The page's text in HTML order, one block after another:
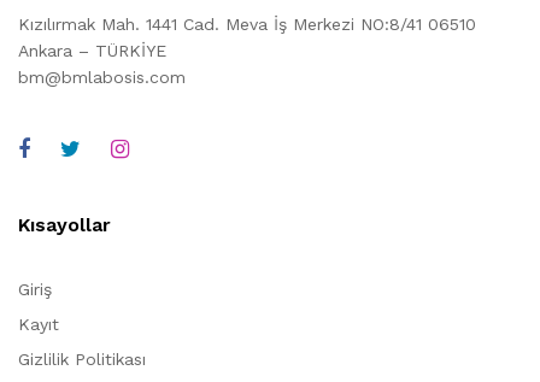
Kızılırmak Mah. 1441 Cad. Meva İş Merkezi NO:8/41 06510
Ankara – TÜRKİYE
bm@bmlabosis.com
Kısayollar
Giriş
Kayıt
Gizlilik Politikası